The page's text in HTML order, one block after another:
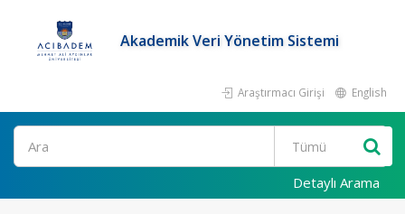
Akademik Veri Yönetim Sistemi
Araştırmacı Girişi English
Ara
Detaylı Arama